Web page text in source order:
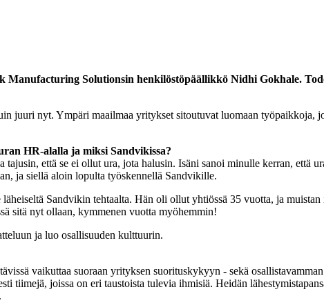
Solutionsin henkilöstöpäällikkö Nidhi Gokhale.
juuri nyt. Ympäri maailmaa yritykset sitoutuvat luomaan työpaikkoja,
HR-alalla ja miksi Sandvikissa?
että se ei ollut ura, jota halusin. Isäni sanoi minulle kerran, että
ja siellä aloin lopulta työskennellä Sandvikille.
Sandvikin tehtaalta. Hän oli ollut yhtiössä 35 vuotta, ja
sitä nyt ollaan, kymmenen vuotta myöhemmin!
ja luo osallisuuden kulttuurin.
vaikuttaa suoraan yrityksen suorituskykyyn - sekä
tiimejä, joissa on eri taustoista tulevia ihmisiä. Heidän